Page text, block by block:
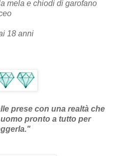
mela e chiodi di garofano
18 anni
prese con una realtà che
pronto a tutto per